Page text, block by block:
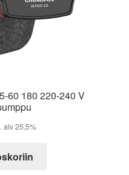
60 180 220-240 V
alv 25,5%